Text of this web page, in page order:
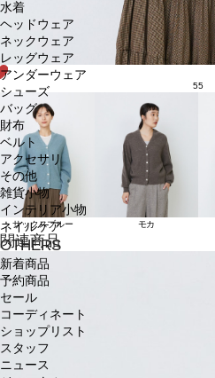
水着
ヘッドウェア
ネックウェア
レッグウェア
アンダーウェア
シューズ
バッグ
財布
ベルト
アクセサリ
その他
雑貨小物
インテリア小物
ネイルケア
OTHERS
新着商品
予約商品
セール
コーディネート
ショップリスト
スタッフ
ニュース
55
サックスブルー モカ
関連商品